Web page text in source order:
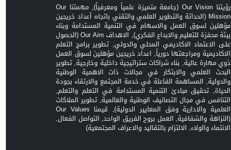
رؤيتنا Our Vision (جامعة متميزة علمياً ومعرفياً), مهمتنا Our
Mission (الحداثة والتطوير العلمي والتقني باتجاه أعداد خريجين
مؤهلين لسوق العمل والاسهام في التنمية المستدامة وبناء
بيئة محفزة للتعليم والابداع الفكري), الاهداف Our Aim (الحصول
على الاعتماد الاكاديمي المحلي والدولي, تطوير برامج التعلم
الاكاديمية ومراجعتها دورياً, اعداد خريجين مؤهلين لسوق العمل
ذوي مهارة عالية, بناء شراكات ستراتيجية داخلية وخارجية, تطوير
البحث العلمي والابتكار في مجالات ذات الاهمية الوطنية
والدولية, المساهمة الفاعلة في خدمة المجتمع والارتقاء بجودة
الحياة, تحقيق مبادئ التنمية المستدامة في التعلم والتعلم,
التنافس في مجال التصانيف الوطنية والعالمية, تطوير الملاكات
العلمية والادارية وفق المعايير الدولية), قيمنا Our Values
(النزاهة والشفافية, العمل بروح الفريق الواحد, التواصل الفعال,
الانتماء والولاء, الالتزام بالتقاليد والاعراف المجتمعية)